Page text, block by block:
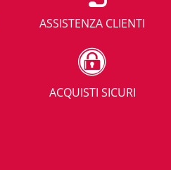
ASSISTENZA CLIENTI
ACQUISTI SICURI